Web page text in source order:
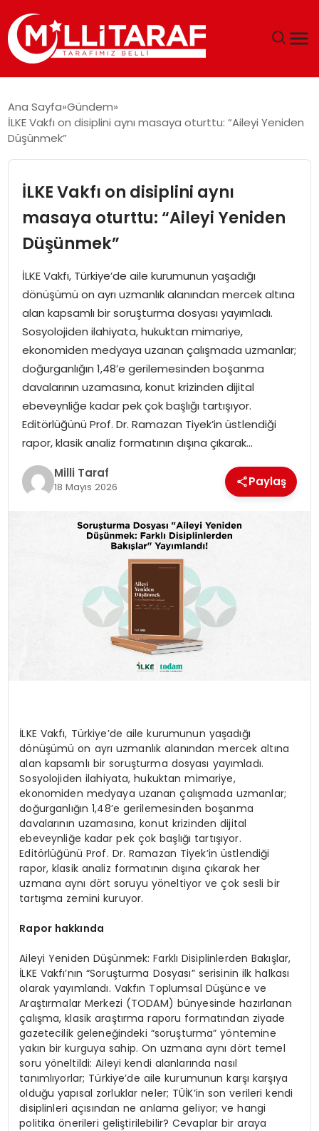
ÖZEL SAYFALAR
SPOR
SIYASET
MAGAZIN
Ana Sayfa Gündem
İLKE Vakfı on disiplini aynı masaya oturttu: “Aileyi Yeniden
Düşünmek”
İLKE Vakfı on disiplini aynı
masaya oturttu: “Aileyi Yeniden
Düşünmek”
İLKE Vakfı, Türkiye’de aile kurumunun yaşadığı
dönüşümü on ayrı uzmanlık alanından mercek altına
alan kapsamlı bir soruşturma dosyası yayımladı.
Sosyolojiden ilahiyata, hukuktan mimariye,
ekonomiden medyaya uzanan çalışmada uzmanlar;
doğurganlığın 1,48’e gerilemesinden boşanma
davalarının uzamasına, konut krizinden dijital
ebeveynliğe kadar pek çok başlığı tartışıyor.
Editörlüğünü Prof. Dr. Ramazan Tiyek’in üstlendiği
rapor, klasik analiz formatının dışına çıkarak…
Milli Taraf
18 Mayıs 2026 Paylaş
İLKE Vakfı, Türkiye’de aile kurumunun yaşadığı
dönüşümü on ayrı uzmanlık alanından mercek altına
alan kapsamlı bir soruşturma dosyası yayımladı.
Sosyolojiden ilahiyata, hukuktan mimariye,
ekonomiden medyaya uzanan çalışmada uzmanlar;
doğurganlığın 1,48’e gerilemesinden boşanma
davalarının uzamasına, konut krizinden dijital
ebeveynliğe kadar pek çok başlığı tartışıyor.
Editörlüğünü Prof. Dr. Ramazan Tiyek’in üstlendiği
rapor, klasik analiz formatının dışına çıkarak her
uzmana aynı dört soruyu yöneltiyor ve çok sesli bir
tartışma zemini kuruyor.
Rapor hakkında
Aileyi Yeniden Düşünmek: Farklı Disiplinlerden Bakışlar,
İLKE Vakfı’nın “Soruşturma Dosyası” serisinin ilk halkası
olarak yayımlandı. Vakfın Toplumsal Düşünce ve
Araştırmalar Merkezi (TODAM) bünyesinde hazırlanan
çalışma, klasik araştırma raporu formatından ziyade
gazetecilik geleneğindeki “soruşturma” yöntemine
yakın bir kurguya sahip. On uzmana aynı dört temel
soru yöneltildi: Aileyi kendi alanlarında nasıl
tanımlıyorlar; Türkiye’de aile kurumunun karşı karşıya
olduğu yapısal zorluklar neler; TÜİK’in son verileri kendi
disiplinleri açısından ne anlama geliyor; ve hangi
politika önerileri geliştirilebilir? Cevaplar bir araya